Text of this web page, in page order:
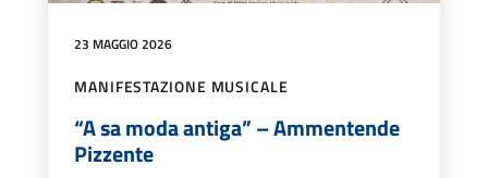
23 MAGGIO 2026
MANIFESTAZIONE MUSICALE
“A sa moda antiga” – Ammentende
Pizzente